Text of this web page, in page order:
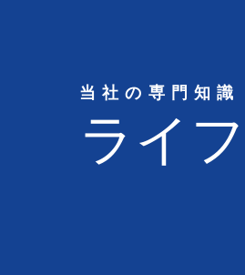
ライ
当社の専門知識